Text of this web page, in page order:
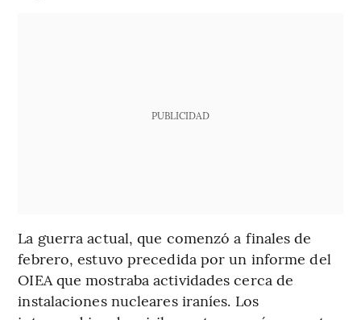
PUBLICIDAD
La guerra actual, que comenzó a finales de
febrero, estuvo precedida por un informe del
OIEA que mostraba actividades cerca de
instalaciones nucleares iraníes. Los